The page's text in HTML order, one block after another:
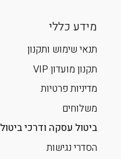
מידע כללי
תנאי שימוש ותקנון
תקנון מועדון VIP
מדיניות פרטיות
משלוחים
ביטול עסקה ודרכי ביטול
הסדרי נגישות